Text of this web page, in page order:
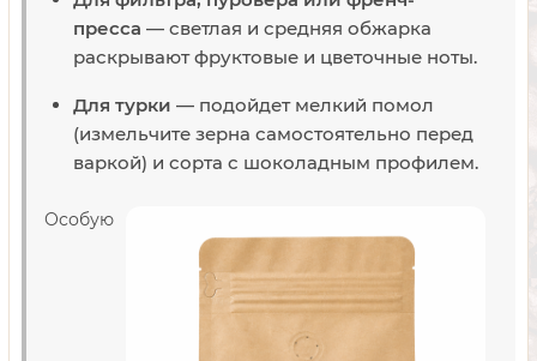
пресса — светлая и средняя обжарка
раскрывают фруктовые и цветочные ноты.
Для турки — подойдет мелкий помол
(измельчите зерна самостоятельно перед
варкой) и сорта с шоколадным профилем.
Особую